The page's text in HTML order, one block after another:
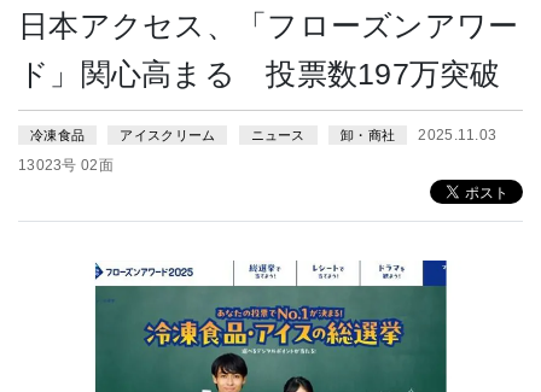
日本アクセス、「フローズンアワー
ド」関心高まる 投票数197万突破
冷凍食品 アイスクリーム ニュース 卸・商社
2025.11.03
13023号 02面